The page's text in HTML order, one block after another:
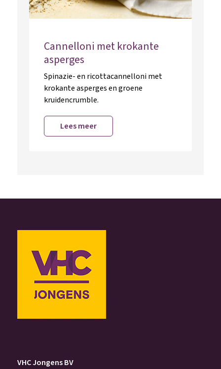
Cannelloni met krokante
asperges
Spinazie- en ricottacannelloni met
krokante asperges en groene
kruidencrumble.
Lees meer
VHC Jongens BV